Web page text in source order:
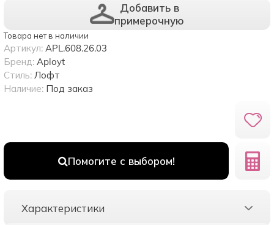
Добавить в
примерочную
Товара нет в наличии
Помогите с выбором!
Артикул: APL.608.26.03
Бренд: Aployt
Стиль: Лофт
Наличие: Под заказ
Характеристики